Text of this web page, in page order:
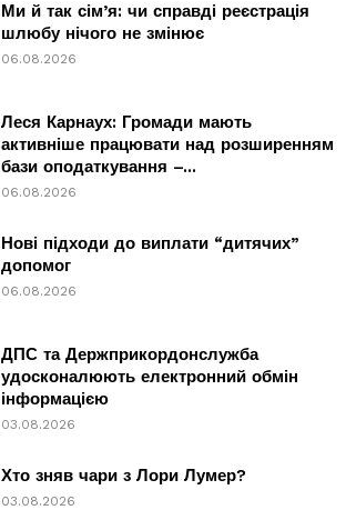
Ми й так сім’я: чи справді реєстрація
шлюбу нічого не змінює
06.08.2026
Леся Карнаух: Громади мають
активніше працювати над розширенням
бази оподаткування –...
06.08.2026
Нові підходи до виплати “дитячих”
допомог
06.08.2026
ДПС та Держприкордонслужба
удосконалюють електронний обмін
інформацією
03.08.2026
Хто зняв чари з Лори Лумер?
03.08.2026